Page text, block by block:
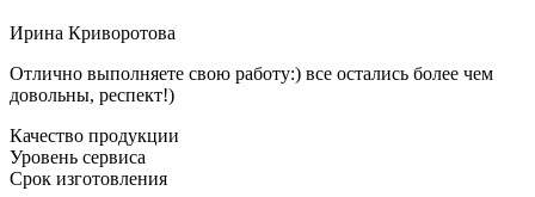
Ирина Криворотова
Отлично выполняете свою работу:) все остались более чем
довольны, респект!)
Качество продукции
Уровень сервиса
Срок изготовления